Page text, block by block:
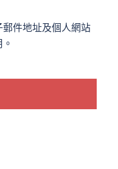
件地址及個人網站